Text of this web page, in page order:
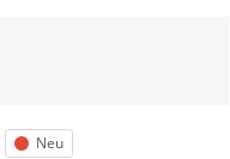
Status
Neu